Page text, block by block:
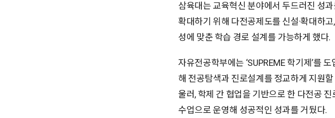
삼육대는 교육혁신 분야에서 두드러진 성
확대하기 위해 다전공제도를 신설·확대하
성에 맞춘 학습 경로 설계를 가능하게 했다.
자유전공학부에는 ‘SUPREME 학기제’를
해 전공탐색과 진로설계를 정교하게 지원
울러, 학제 간 협업을 기반으로 한 다전공
수업으로 운영해 성공적인 성과를 거뒀다.